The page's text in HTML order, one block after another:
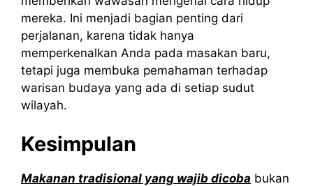
mereka. Ini menjadi bagian penting dari
perjalanan, karena tidak hanya
memperkenalkan Anda pada masakan baru,
tetapi juga membuka pemahaman terhadap
warisan budaya yang ada di setiap sudut
wilayah.
Kesimpulan
Makanan tradisional yang wajib dicoba bukan